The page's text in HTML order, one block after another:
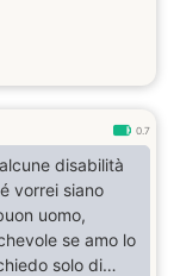
0.7
disabilità
vorrei siano
uomo,
se amo lo
solo di